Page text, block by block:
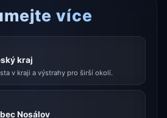
více
kraj
v kraji a výstrahy pro širší okolí.
Nosálov